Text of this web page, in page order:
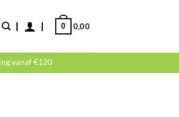
0,00
0
vanaf €120